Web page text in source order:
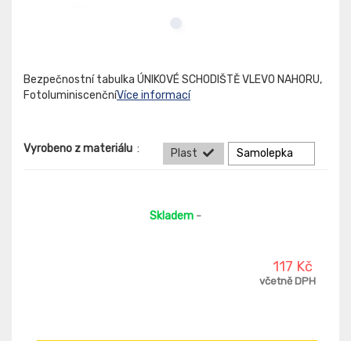
Bezpečnostní tabulka ÚNIKOVÉ SCHODIŠTĚ VLEVO NAHORU,
FotoluminiscenčníVíce informací
Vyrobeno z materiálu : Plast Samolepka
Skladem -
117 Kč
včetně DPH